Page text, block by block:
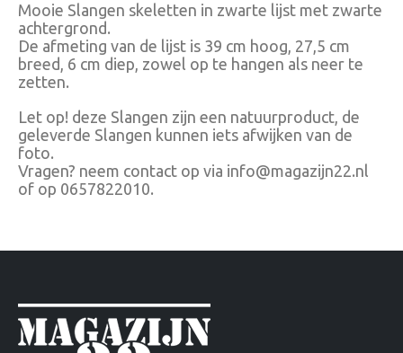
Mooie Slangen skeletten in zwarte lijst met zwarte
achtergrond.
De afmeting van de lijst is 39 cm hoog, 27,5 cm
breed, 6 cm diep, zowel op te hangen als neer te
zetten.
Let op! deze Slangen zijn een natuurproduct, de
geleverde Slangen kunnen iets afwijken van de
foto.
Vragen? neem contact op via info@magazijn22.nl
of op 0657822010.